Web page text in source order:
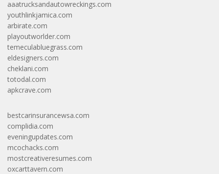
aaatrucksandautowreckings.com
youthlinkjamica.com
arbirate.com
playoutworlder.com
temeculabluegrass.com
eldesigners.com
cheklani.com
totodal.com
apkcrave.com
bestcarinsurancewsa.com
complidia.com
eveningupdates.com
mcochacks.com
mostcreativeresumes.com
oxcarttavern.com